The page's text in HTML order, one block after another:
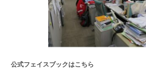
公式フェイスブックはこちら